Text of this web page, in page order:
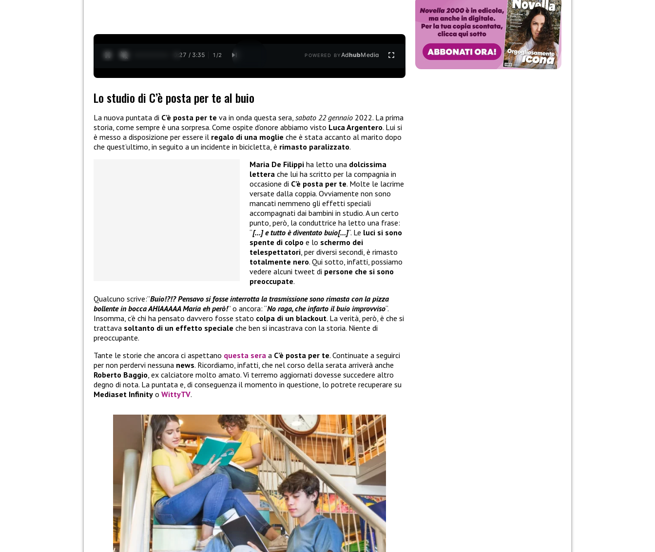
0:28 / 3:35 1 /2 POWERED BYAdhubMedia
Lo studio di C’è posta per te al buio
La nuova puntata di C’è posta per te va in onda questa sera, sabato 22 gennaio 2022. La prima
storia, come sempre è una sorpresa. Come ospite d’onore abbiamo visto Luca Argentero. Lui si
è messo a disposizione per essere il regalo di una moglie che è stata accanto al marito dopo
che quest’ultimo, in seguito a un incidente in bicicletta, è rimasto paralizzato.
Maria De Filippi ha letto una dolcissima
lettera che lui ha scritto per la compagnia in
occasione di C’è posta per te. Molte le lacrime
versate dalla coppia. Ovviamente non sono
mancati nemmeno gli effetti speciali
accompagnati dai bambini in studio. A un certo
punto, però, la conduttrice ha letto una frase:
“[…] e tutto è diventato buio[…]“. Le luci si sono
spente di colpo e lo schermo dei
telespettatori, per diversi secondi, è rimasto
totalmente nero. Qui sotto, infatti, possiamo
vedere alcuni tweet di persone che si sono
preoccupate.
Qualcuno scrive:”Buio!?!? Pensavo si fosse interrotta la trasmissione sono rimasta con la pizza
bollente in bocca AHIAAAAA Maria eh però!” o ancora: “No raga, che infarto il buio improvviso“.
Insomma, c’è chi ha pensato davvero fosse stato colpa di un blackout. La verità, però, è che si
trattava soltanto di un effetto speciale che ben si incastrava con la storia. Niente di
preoccupante.
Tante le storie che ancora ci aspettano questa sera a C’è posta per te. Continuate a seguirci
per non perdervi nessuna news. Ricordiamo, infatti, che nel corso della serata arriverà anche
Roberto Baggio, ex calciatore molto amato. Vi terremo aggiornati dovesse succedere altro
degno di nota. La puntata e, di conseguenza il momento in questione, lo potrete recuperare su
Mediaset Infinity o WittyTV.